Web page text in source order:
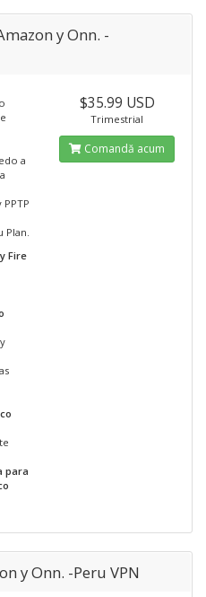
y Onn. -
a
Fire
para
$35.99 USD
Trimestrial
Comandă acum
y Onn. -Peru VPN